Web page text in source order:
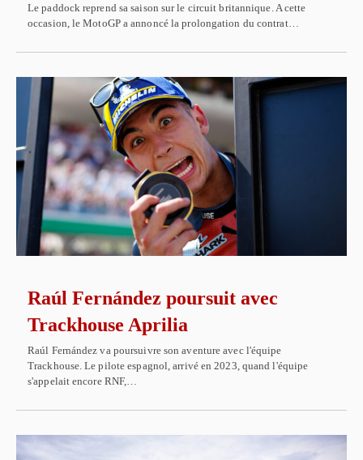
Le paddock reprend sa saison sur le circuit britannique. A cette
occasion, le MotoGP a annoncé la prolongation du contrat…
Raúl Fernández poursuit avec
Trackhouse Aprilia
Raúl Fernández va poursuivre son aventure avec l'équipe
Trackhouse. Le pilote espagnol, arrivé en 2023, quand l'équipe
s'appelait encore RNF,…